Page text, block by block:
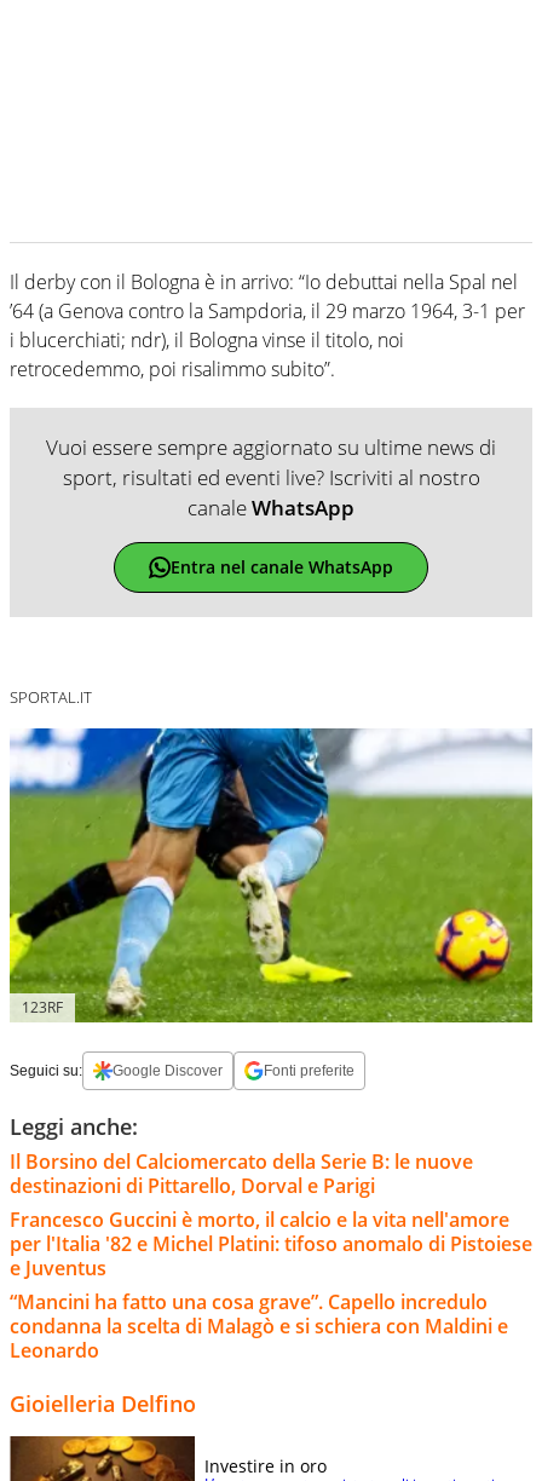
Il derby con il Bologna è in arrivo: “Io debuttai nella Spal nel
’64 (a Genova contro la Sampdoria, il 29 marzo 1964, 3-1 per
i blucerchiati; ndr), il Bologna vinse il titolo, noi
retrocedemmo, poi risalimmo subito”.
Vuoi essere sempre aggiornato su ultime news di
sport, risultati ed eventi live? Iscriviti al nostro
canaleWhatsApp
Entra nel canale WhatsApp
SPORTAL.IT
123RF
Seguici su: Google Discover Fonti preferite
Leggi anche:
Il Borsino del Calciomercato della Serie B: le nuove
destinazioni di Pittarello, Dorval e Parigi
Francesco Guccini è morto, il calcio e la vita nell'amore
per l'Italia '82 e Michel Platini: tifoso anomalo di Pistoiese
e Juventus
“Mancini ha fatto una cosa grave”. Capello incredulo
condanna la scelta di Malagò e si schiera con Maldini e
Leonardo
Gioielleria Delfino
Investire in oro